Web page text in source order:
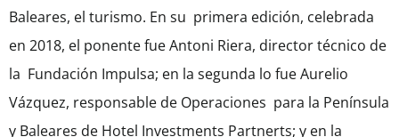
Baleares, el turismo. En su primera edición, celebrada
en 2018, el ponente fue Antoni Riera, director técnico de
la Fundación Impulsa; en la segunda lo fue Aurelio
Vázquez, responsable de Operaciones para la Península
y Baleares de Hotel Investments Partnerts; y en la